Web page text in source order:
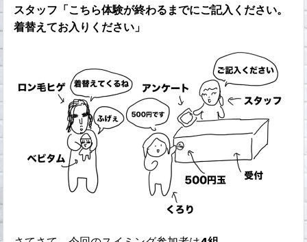
スタッフ「こちら体験が終わるまでにご記入ください。
着替えてお入りください」